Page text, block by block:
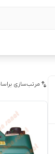
مرتب‌سازی